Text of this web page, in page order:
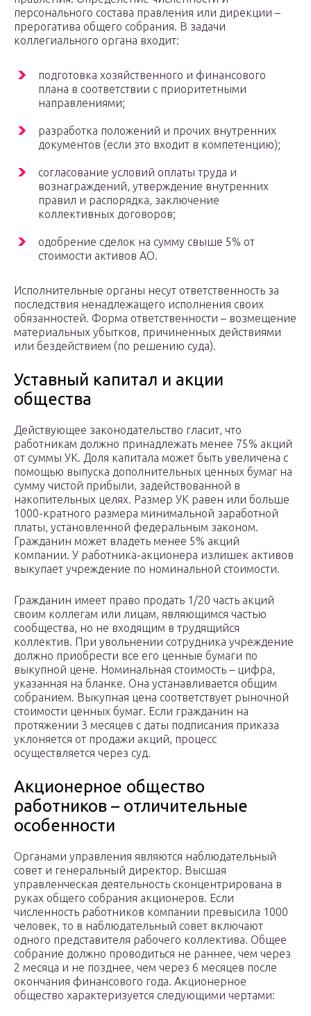
персонального состава правления или дирекции –
прерогатива общего собрания. В задачи
коллегиального органа входит:
подготовка хозяйственного и финансового
плана в соответствии с приоритетными
направлениями;
разработка положений и прочих внутренних
документов (если это входит в компетенцию);
согласование условий оплаты труда и
вознаграждений, утверждение внутренних
правил и распорядка, заключение
коллективных договоров;
одобрение сделок на сумму свыше 5% от
стоимости активов АО.
Исполнительные органы несут ответственность за
последствия ненадлежащего исполнения своих
обязанностей. Форма ответственности – возмещение
материальных убытков, причиненных действиями
или бездействием (по решению суда).
Уставный капитал и акции
общества
Действующее законодательство гласит, что
работникам должно принадлежать менее 75% акций
от суммы УК. Доля капитала может быть увеличена с
помощью выпуска дополнительных ценных бумаг на
сумму чистой прибыли, задействованной в
накопительных целях. Размер УК равен или больше
1000-кратного размера минимальной заработной
платы, установленной федеральным законом.
Гражданин может владеть менее 5% акций
компании. У работника-акционера излишек активов
выкупает учреждение по номинальной стоимости.
Гражданин имеет право продать 1/20 часть акций
своим коллегам или лицам, являющимся частью
сообщества, но не входящим в трудящийся
коллектив. При увольнении сотрудника учреждение
должно приобрести все его ценные бумаги по
выкупной цене. Номинальная стоимость – цифра,
указанная на бланке. Она устанавливается общим
собранием. Выкупная цена соответствует рыночной
стоимости ценных бумаг. Если гражданин на
протяжении 3 месяцев с даты подписания приказа
уклоняется от продажи акций, процесс
осуществляется через суд.
Акционерное общество
работников – отличительные
особенности
Органами управления являются наблюдательный
совет и генеральный директор. Высшая
управленческая деятельность сконцентрирована в
руках общего собрания акционеров. Если
численность работников компании превысила 1000
человек, то в наблюдательный совет включают
одного представителя рабочего коллектива. Общее
собрание должно проводиться не раннее, чем через
2 месяца и не позднее, чем через 6 месяцев после
окончания финансового года. Акционерное
общество характеризуется следующими чертами: